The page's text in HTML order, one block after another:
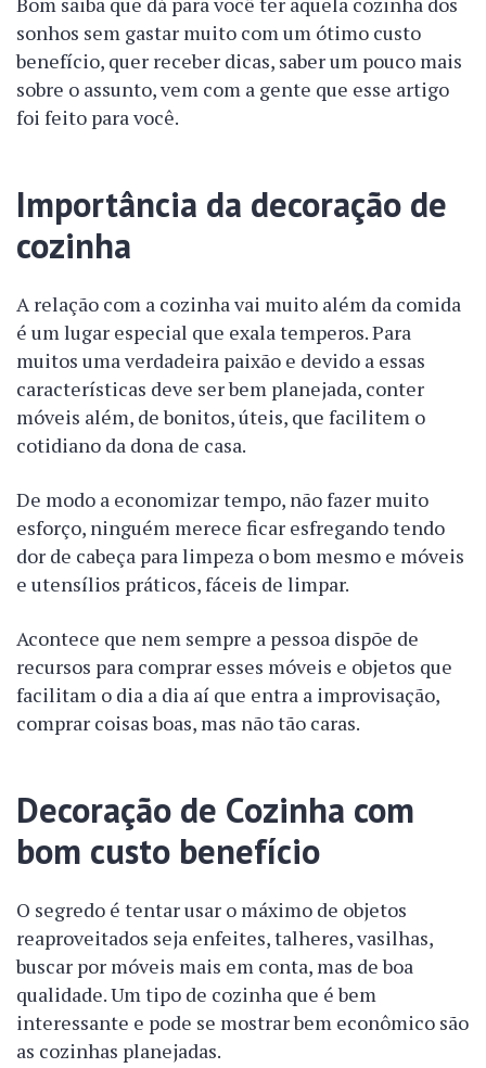
sonhos sem gastar muito com um ótimo custo
benefício, quer receber dicas, saber um pouco mais
sobre o assunto, vem com a gente que esse artigo
foi feito para você.
Importância da decoração de
cozinha
A relação com a cozinha vai muito além da comida
é um lugar especial que exala temperos. Para
muitos uma verdadeira paixão e devido a essas
características deve ser bem planejada, conter
móveis além, de bonitos, úteis, que facilitem o
cotidiano da dona de casa.
De modo a economizar tempo, não fazer muito
esforço, ninguém merece ficar esfregando tendo
dor de cabeça para limpeza o bom mesmo e móveis
e utensílios práticos, fáceis de limpar.
Acontece que nem sempre a pessoa dispõe de
recursos para comprar esses móveis e objetos que
facilitam o dia a dia aí que entra a improvisação,
comprar coisas boas, mas não tão caras.
Decoração de Cozinha com
bom custo benefício
O segredo é tentar usar o máximo de objetos
reaproveitados seja enfeites, talheres, vasilhas,
buscar por móveis mais em conta, mas de boa
qualidade. Um tipo de cozinha que é bem
interessante e pode se mostrar bem econômico são
as cozinhas planejadas.